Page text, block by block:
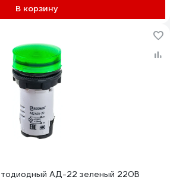
В корзину
АД-22 зеленый 220В